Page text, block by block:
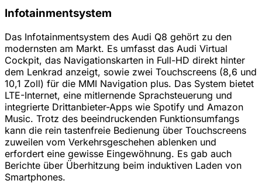
Infotainmentsystem
Das Infotainmentsystem des Audi Q8 gehört zu den
modernsten am Markt. Es umfasst das Audi Virtual
Cockpit, das Navigationskarten in Full-HD direkt hinter
dem Lenkrad anzeigt, sowie zwei Touchscreens (8,6 und
10,1 Zoll) für die MMI Navigation plus. Das System bietet
LTE-Internet, eine mitlernende Sprachsteuerung und
integrierte Drittanbieter-Apps wie Spotify und Amazon
Music. Trotz des beeindruckenden Funktionsumfangs
kann die rein tastenfreie Bedienung über Touchscreens
zuweilen vom Verkehrsgeschehen ablenken und
erfordert eine gewisse Eingewöhnung. Es gab auch
Berichte über Überhitzung beim induktiven Laden von
Smartphones.